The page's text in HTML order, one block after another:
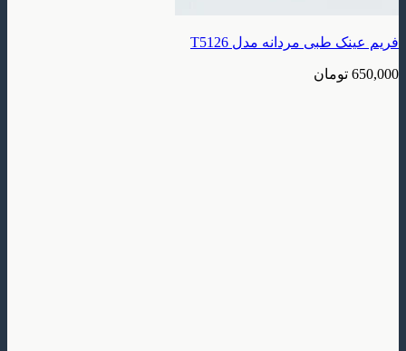
فریم عینک طبی مردانه مدل T5126
650,000 تومان